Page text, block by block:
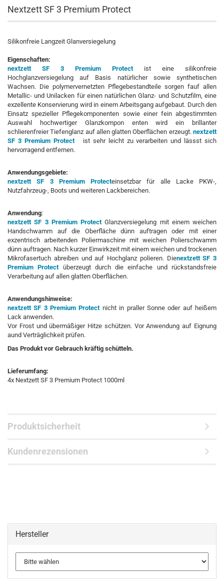
Nextzett SF 3 Premium Protect
Silikonfreie Langzeit Glanversiegelung
Eigenschaften:
nextzett SF 3 Premium Protectist eine silikonfreie
Hochglanzversiegelung auf Basis natürlicher sowie synthetischen
Wachsen. Die polymervernetzten Pflegebestandteile sorgen fauf allen
Metallic- und Unilacken für einen natürlichen Glanz- und Schutzfilm, eine
exzellente Konservierung wird in einem Arbeitsgang aufgebaut. Durch den
Einsatz spezieller Pflegekomponenten sowie einer fein abgestimmten
Auswahl hochwertiger Glanzkompon enten wird ein brillanter
schlierenfreier Tiefenglanz auf allen glatten Oberflächen erzeugt. nextzett
SF 3 Premium Protect
ist sehr leicht zu verarbeiten und lässst sich
hervorragend entfernen.
Anwendungsgebiete:
nextzett SF 3 Premium Protecteinsetzbar für alle Lacke PKW-,
Nutzfahrzeug-, Boots und weiteren Lackbereichen.
Anwendung:
nextzett SF 3 Premium ProtectGlanzversiegelung mit einem weichen
Handschwamm auf die Oberfläche dünn auftragen oder mit einer
exzentrisch arbeitenden Poliermaschine mit weichen Polierschwamm
dünn auftragen. Nach kurzer Einwirkzeit mit einem weichen und trockenen
Mikrofasertuch abreiben und auf Hochglanz polieren. Dienextzett SF 3
Premium Protectüberzeugt durch die einfache und rückstandsfreie
Verarbeitung auf allen glatten Oberflächen.
Anwendungshinweise:
nextzett SF 3 Premium Protectnicht in praller Sonne oder auf heißem
Lack anwenden.
Vor Frost und übermäßiger Hitze schützen. Vor Anwendung auf Eignung
aund Verträglichkeit prüfen.
Das Produkt vor Gebrauch kräftig schütteln.
Lieferumfang:
4x Nextzett SF 3 Premium Protect 1000ml
Produktsicherheit
Kundenrezensionen
Hersteller